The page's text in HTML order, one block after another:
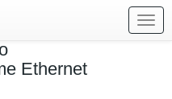
Ethernet